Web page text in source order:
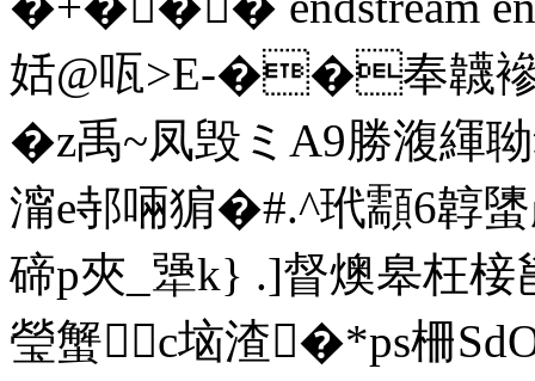
姡@咓>E-��奉韤
�z禹~凤毁ミА9勝澓緷
澝e邿啢猏�#.^玳顬6韕
碲p夾_犟k} .]督燠皋枉椄
瑩蟹c垴渣�*ps柵